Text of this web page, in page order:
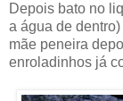
Depois bato no
a água de
mãe peneira
enroladinhos já